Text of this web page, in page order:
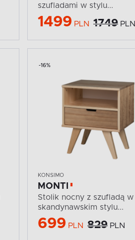
szufladami w stylu...
1499 PLN 1749 PLN
-16%
KONSIMO
MONTI
Stolik nocny z szufladą w
skandynawskim stylu...
699 PLN 829 PLN